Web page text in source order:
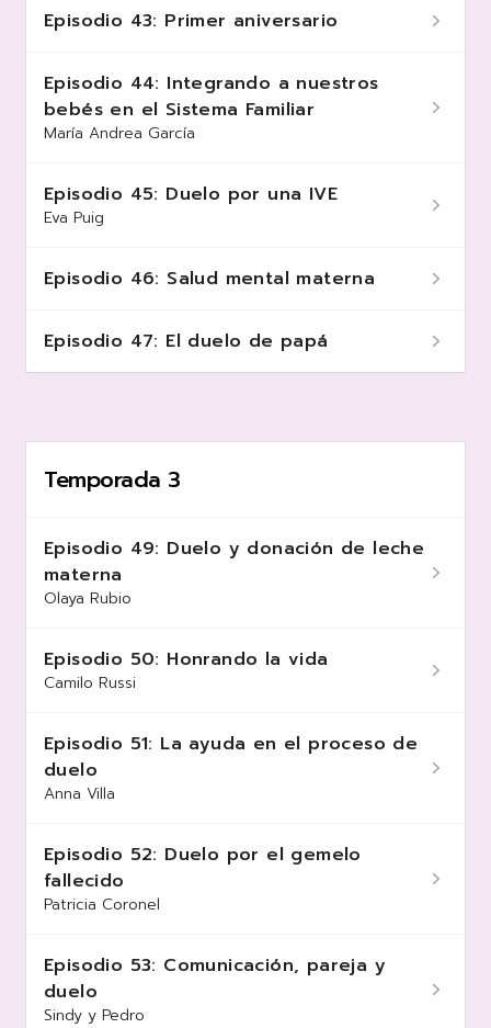
Episodio 43: Primer aniversario
Episodio 44: Integrando a nuestros
bebés en el Sistema Familiar
María Andrea García
Episodio 45: Duelo por una IVE
Eva Puig
Episodio 46: Salud mental materna
Episodio 47: El duelo de papá
Temporada 3
Episodio 49: Duelo y donación de leche
materna
Olaya Rubio
Episodio 50: Honrando la vida
Camilo Russi
Episodio 51: La ayuda en el proceso de
duelo
Anna Villa
Episodio 52: Duelo por el gemelo
fallecido
Patricia Coronel
Episodio 53: Comunicación, pareja y
duelo
Sindy y Pedro